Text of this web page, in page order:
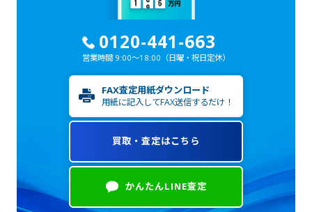
0120-441-663
営業時間 9:00～18:00 （日曜・祝日定休）
FAX査定用紙ダウンロード
用紙に記入してFAX送信するだけ！
買取・査定はこちら
かんたんLINE査定